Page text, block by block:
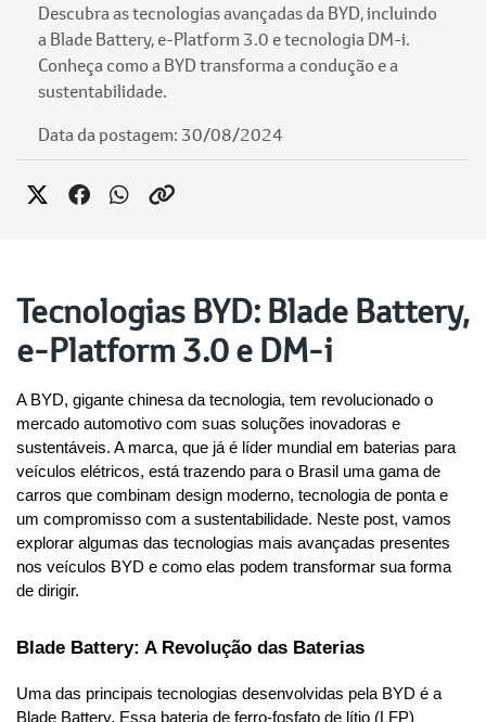
Descubra as tecnologias avançadas da BYD, incluindo
a Blade Battery, e-Platform 3.0 e tecnologia DM-i.
Conheça como a BYD transforma a condução e a
sustentabilidade.
Data da postagem: 30/08/2024
Tecnologias BYD: Blade Battery,
e-Platform 3.0 e DM-i
A BYD, gigante chinesa da tecnologia, tem revolucionado o
mercado automotivo com suas soluções inovadoras e
sustentáveis. A marca, que já é líder mundial em baterias para
veículos elétricos, está trazendo para o Brasil uma gama de
carros que combinam design moderno, tecnologia de ponta e
um compromisso com a sustentabilidade. Neste post, vamos
explorar algumas das tecnologias mais avançadas presentes
nos veículos BYD e como elas podem transformar sua forma
de dirigir.
Blade Battery: A Revolução das Baterias
Uma das principais tecnologias desenvolvidas pela BYD é a
Blade Battery. Essa bateria de ferro-fosfato de lítio (LFP)